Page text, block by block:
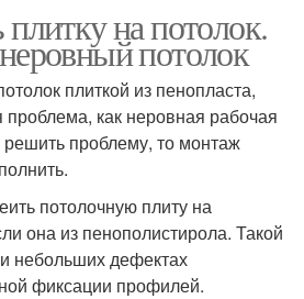
на потолок.
потолок
плиткой из пенопласта,
проблема, как неровная рабочая
проблему, то монтаж
потолочную плиту на
она из пенополистирола. Такой
небольших дефектах
фиксации профилей.